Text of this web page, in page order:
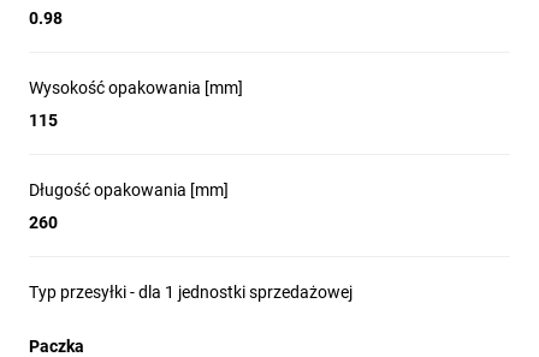
0.98
Wysokość opakowania [mm]
115
Długość opakowania [mm]
260
Typ przesyłki - dla 1 jednostki sprzedażowej
Paczka